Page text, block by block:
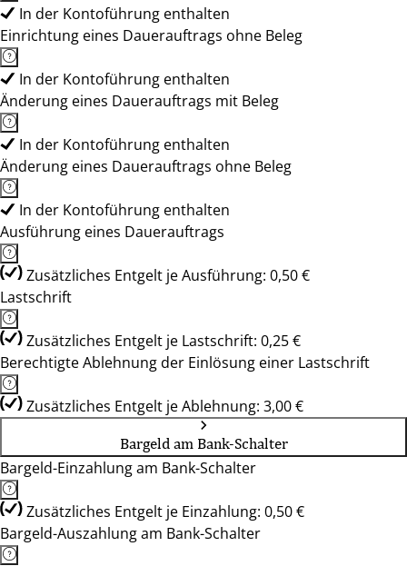
In der Kontoführung enthalten
Einrichtung eines Dauerauftrags ohne Beleg
In der Kontoführung enthalten
Änderung eines Dauerauftrags mit Beleg
In der Kontoführung enthalten
Änderung eines Dauerauftrags ohne Beleg
In der Kontoführung enthalten
Ausführung eines Dauerauftrags
Zusätzliches Entgelt je Ausführung: 0,50 €
Lastschrift
Zusätzliches Entgelt je Lastschrift: 0,25 €
Berechtigte Ablehnung der Einlösung einer Lastschrift
Zusätzliches Entgelt je Ablehnung: 3,00 €
Bargeld am Bank-Schalter
Bargeld-Einzahlung am Bank-Schalter
Zusätzliches Entgelt je Einzahlung: 0,50 €
Bargeld-Auszahlung am Bank-Schalter